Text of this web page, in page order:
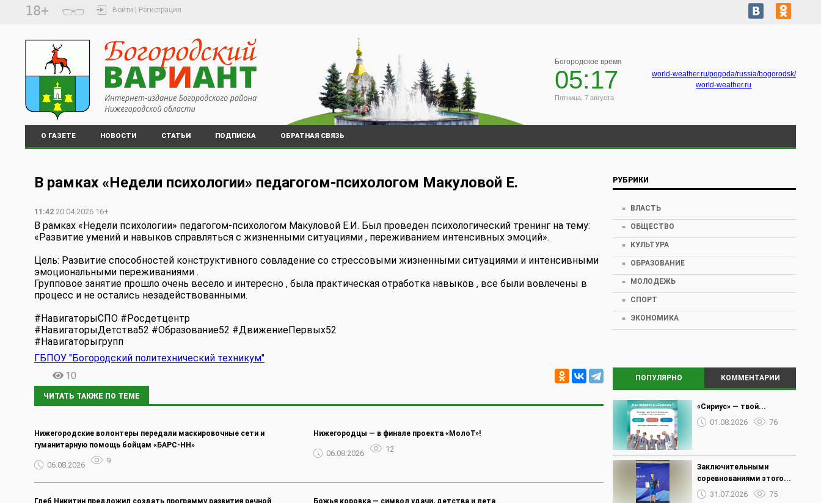
18+ Войти | Регистрация
Богородское время
05:17
Пятница, 7 августа
world-weather.ru/pogoda/russia/bogorodsk/
world-weather.ru
О ГАЗЕТЕ НОВОСТИ СТАТЬИ ПОДПИСКА ОБРАТНАЯ СВЯЗЬ
В рамках «Недели психологии» педагогом-психологом Макуловой Е.
11:42 20.04.2026 16+
В рамках «Недели психологии» педагогом-психологом Макуловой Е.И. Был проведен психологический тренинг на тему:
«Развитие умений и навыков справляться с жизненными ситуациями , переживанием интенсивных эмоций».
Цель: Развитие способностей конструктивного совладение со стрессовыми жизненными ситуациями и интенсивными
эмоциональными переживаниями .
Групповое занятие прошло очень весело и интересно , была практическая отработка навыков , все были вовлечены в
процесс и не остались незадействованными.
#НавигаторыСПО #Росдетцентр
#НавигаторыДетства52 #Образование52 #ДвижениеПервых52
#Навигаторыгрупп
ГБПОУ "Богородский политехнический техникум"
10
ЧИТАТЬ ТАКЖЕ ПО ТЕМЕ
Нижегородские волонтеры передали маскировочные сети и
гуманитарную помощь бойцам «БАРС-НН»
06.08.2026 9
Нижегородцы — в финале проекта «МолоТ»!
06.08.2026 12
Глеб Никитин предложил создать программу развития речной
Божья коровка — символ удачи, детства и лета
РУБРИКИ
ВЛАСТЬ
ОБЩЕСТВО
КУЛЬТУРА
ОБРАЗОВАНИЕ
МОЛОДЕЖЬ
СПОРТ
ЭКОНОМИКА
ПОПУЛЯРНО КОММЕНТАРИИ
«Сириус» — твой...
01.08.2026 76
Заключительными
соревнованиями этого...
31.07.2026 75